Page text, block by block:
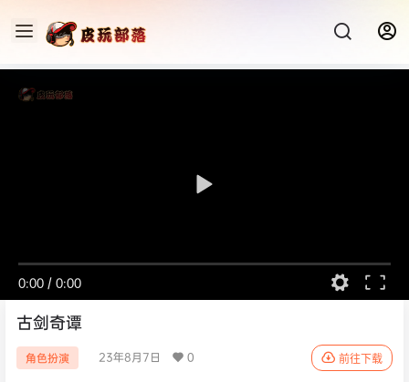
0:00 / 0:00
古剑奇谭
角色扮演 23年8月7日 0 前往下载